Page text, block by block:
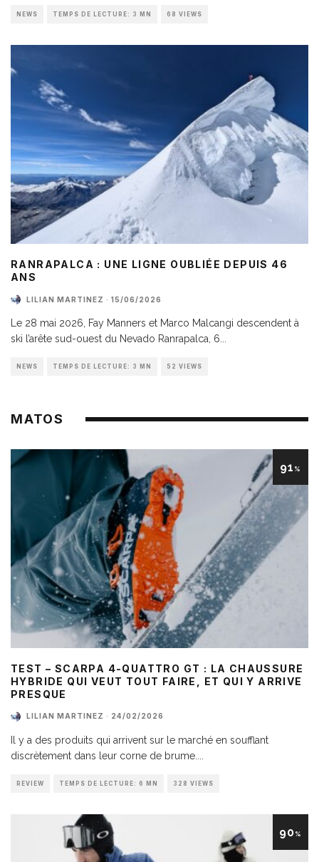
NEWS TEMPS DE LECTURE: 3 MN 68 VIEWS
RANRAPALCA : UNE LIGNE OUBLIÉE DEPUIS 46
ANS
LILIAN MARTINEZ · 15/06/2026
Le 28 mai 2026, Fay Manners et Marco Malcangi descendent à
ski l’arête sud-ouest du Nevado Ranrapalca, 6
NEWS TEMPS DE LECTURE: 3 MN 52 VIEWS
MATOS
91 %
TEST – SCARPA 4-QUATTRO GT : LA CHAUSSURE
HYBRIDE QUI VEUT TOUT FAIRE, ET QUI Y ARRIVE
PRESQUE
LILIAN MARTINEZ · 24/02/2026
Il y a des produits qui arrivent sur le marché en soufflant
discrètement dans leur corne de brume.
REVIEW TEMPS DE LECTURE: 6 MN 328 VIEWS
90%